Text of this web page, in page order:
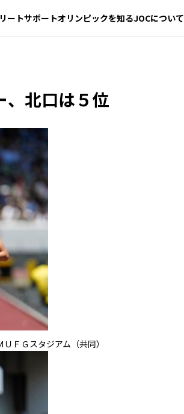
ートサポートオリンピックを知るJOCについて
、北口は５位
ＦＧスタジアム（共同）